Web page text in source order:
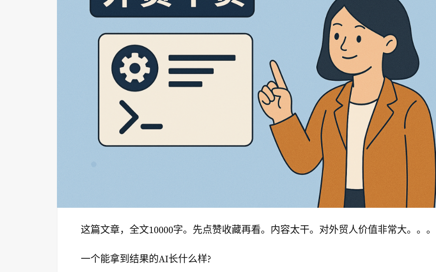
这篇文章，全文10000字。先点赞收藏再看。内容太干。对外贸人价值非常大。。。
一个能拿到结果的AI长什么样?